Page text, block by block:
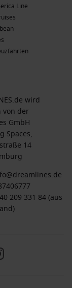
und
anzieht, die
suchen.
und
eine reiche
deren Städte
geprägt
darunter
Line
wird
von der
GmbH
Spaces,
14
209 331 84 (aus